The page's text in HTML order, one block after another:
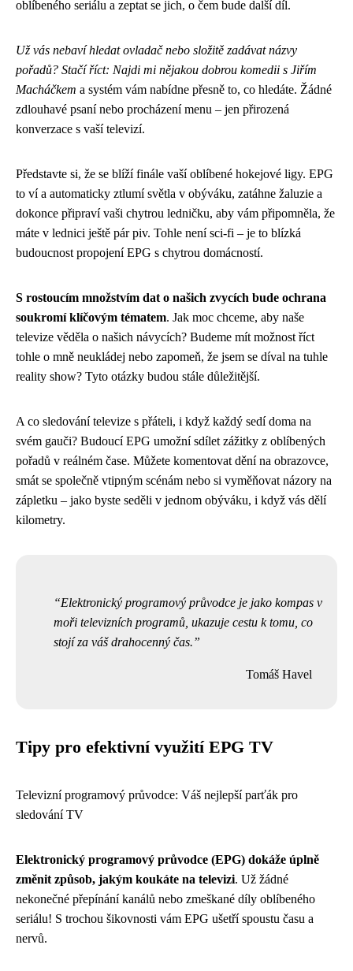
oblíbeného seriálu a zeptat se jich, o čem bude další díl.
Už vás nebaví hledat ovladač nebo složitě zadávat názvy
pořadů? Stačí říct: Najdi mi nějakou dobrou komedii s Jiřím
Macháčkem a systém vám nabídne přesně to, co hledáte. Žádné
zdlouhavé psaní nebo procházení menu – jen přirozená
konverzace s vaší televizí.
Představte si, že se blíží finále vaší oblíbené hokejové ligy. EPG
to ví a automaticky ztlumí světla v obýváku, zatáhne žaluzie a
dokonce připraví vaši chytrou ledničku, aby vám připomněla, že
máte v lednici ještě pár piv. Tohle není sci-fi – je to blízká
budoucnost propojení EPG s chytrou domácností.
S rostoucím množstvím dat o našich zvycích bude ochrana
soukromí klíčovým tématem. Jak moc chceme, aby naše
televize věděla o našich návycích? Budeme mít možnost říct
tohle o mně neukládej nebo zapomeň, že jsem se díval na tuhle
reality show? Tyto otázky budou stále důležitější.
A co sledování televize s přáteli, i když každý sedí doma na
svém gauči? Budoucí EPG umožní sdílet zážitky z oblíbených
pořadů v reálném čase. Můžete komentovat dění na obrazovce,
smát se společně vtipným scénám nebo si vyměňovat názory na
zápletku – jako byste seděli v jednom obýváku, i když vás dělí
kilometry.
Elektronický programový průvodce je jako kompas v
moři televizních programů, ukazuje cestu k tomu, co
stojí za váš drahocenný čas.
Tomáš Havel
Tipy pro efektivní využití EPG TV
Televizní programový průvodce: Váš nejlepší parťák pro
sledování TV
Elektronický programový průvodce (EPG) dokáže úplně
změnit způsob, jakým koukáte na televizi. Už žádné
nekonečné přepínání kanálů nebo zmeškané díly oblíbeného
seriálu! S trochou šikovnosti vám EPG ušetří spoustu času a
nervů.